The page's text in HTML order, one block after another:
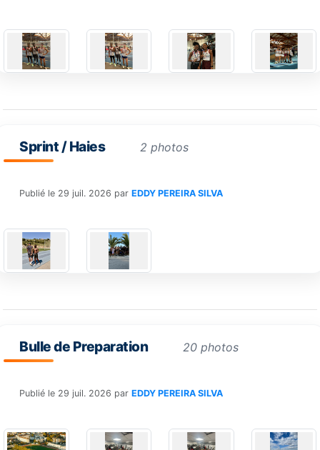
Sprint / Haies 2 photos
Publié le 29 juil. 2026 par EDDY PEREIRA SILVA
Bulle de Preparation 20 photos
Publié le 29 juil. 2026 par EDDY PEREIRA SILVA